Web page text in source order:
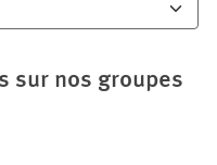
sur nos groupes